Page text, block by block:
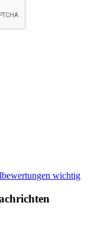
wichtig